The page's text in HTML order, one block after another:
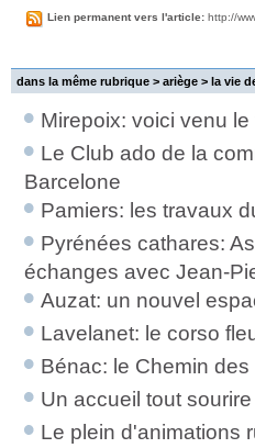
Lien permanent vers l'article: http://
dans la même rubrique > ariège > la vie
Mirepoix: voici venu
Le Club ado de la
Barcelone
Pamiers: les travaux
Pyrénées cathares:
échanges avec Jean-
Auzat: un nouvel
Lavelanet: le corso
Bénac: le Chemin
Un accueil tout
Le plein d'animations